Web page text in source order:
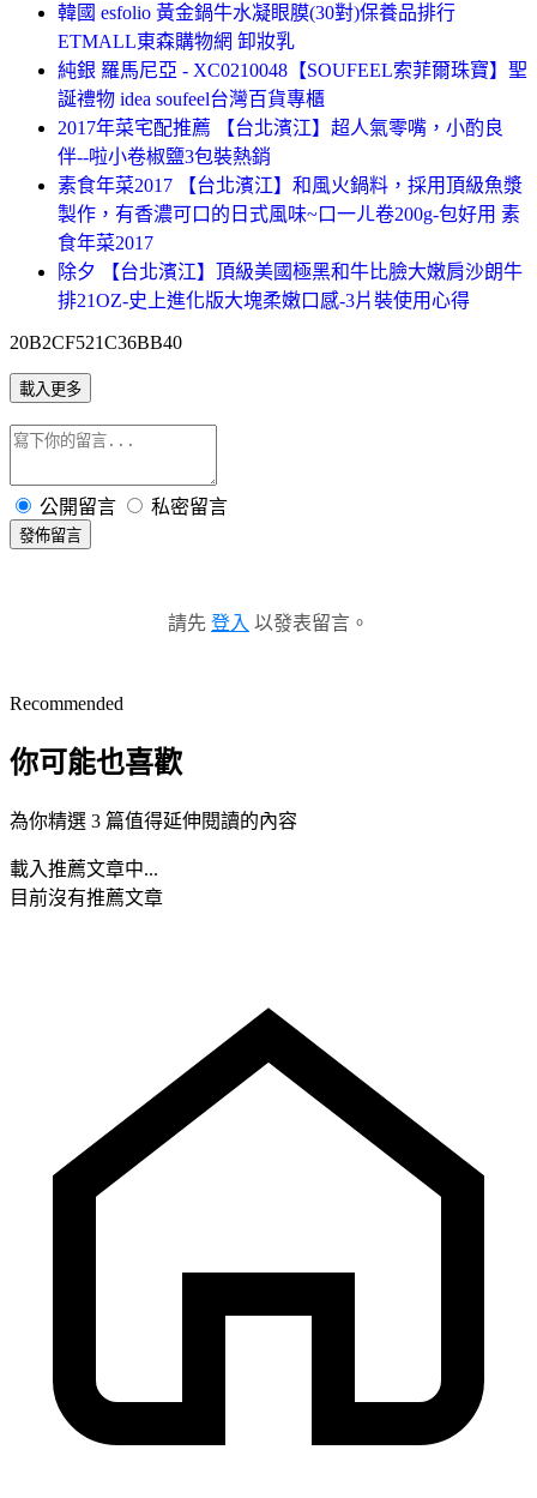
韓國 esfolio 黃金鍋牛水凝眼膜(30對)保養品排行
ETMALL東森購物網 卸妝乳
純銀 羅馬尼亞 - XC0210048【SOUFEEL索菲爾珠寶】聖
誕禮物 idea soufeel台灣百貨專櫃
2017年菜宅配推薦 【台北濱江】超人氣零嘴，小酌良
伴--啦小卷椒鹽3包裝熱銷
素食年菜2017 【台北濱江】和風火鍋料，採用頂級魚漿
製作，有香濃可口的日式風味~口一ㄦ卷200g-包好用 素
食年菜2017
除夕 【台北濱江】頂級美國極黑和牛比臉大嫩肩沙朗牛
排21OZ-史上進化版大塊柔嫩口感-3片裝使用心得
20B2CF521C36BB40
載入更多
公開留言 私密留言
發佈留言
請先 登入 以發表留言。
Recommended
你可能也喜歡
為你精選 3 篇值得延伸閱讀的內容
載入推薦文章中...
目前沒有推薦文章